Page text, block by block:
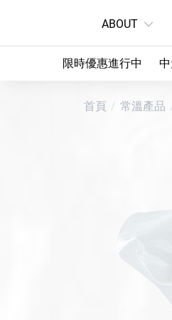
ABOUT
限時優惠進行中
首頁 常溫產品